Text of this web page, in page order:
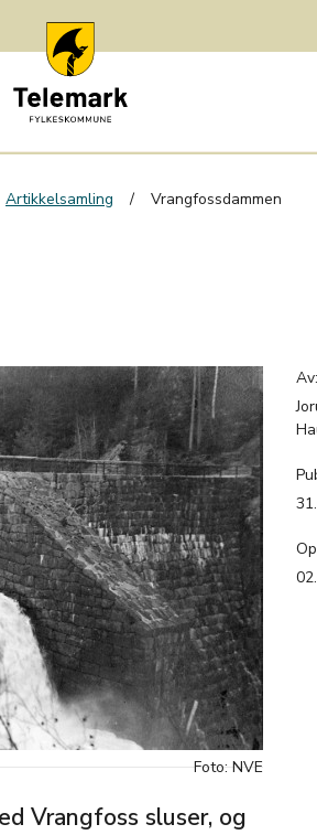
Artikkelsamling Vrangfossdammen
Foto: NVE
Av:
Vrangfoss sluser, og